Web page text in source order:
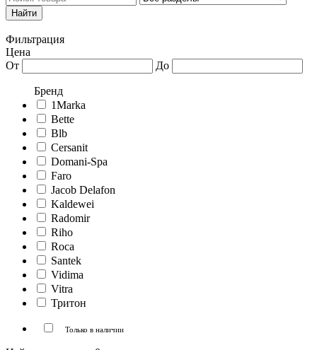
Фильтрация
Цена
От
До
Бренд
1Marka
Bette
Blb
Cersanit
Domani-Spa
Faro
Jacob Delafon
Kaldewei
Radomir
Riho
Roca
Santek
Vidima
Vitra
Тритон
Только в наличии